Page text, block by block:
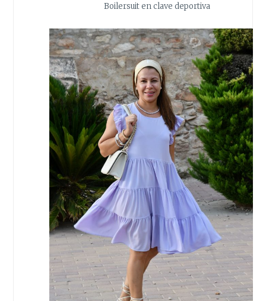
Boilersuit en clave deportiva